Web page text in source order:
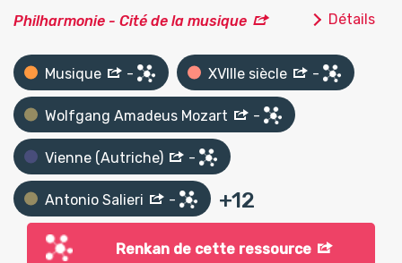
Philharmonie - Cité de la musique
Détails
Musique - XVIIIe siècle -
Wolfgang Amadeus Mozart -
Vienne (Autriche) -
Antonio Salieri - +12
Renkan de cette ressource